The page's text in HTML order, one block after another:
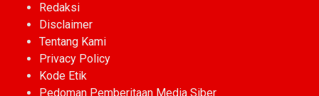
Redaksi
Disclaimer
Tentang Kami
Privacy Policy
Kode Etik
Pedoman Pemberitaan Media Siber